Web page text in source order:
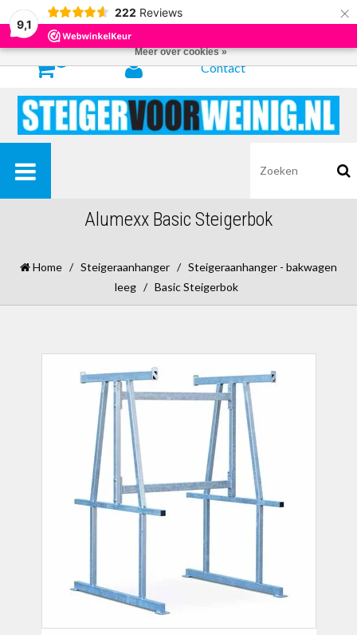
9,1
222 Reviews ×
Contact
Alumexx Basic Steigerbok
Home / Steigeraanhanger / Steigeraanhanger - bakwagen
leeg / Basic Steigerbok
Door het gebruiken van onze website, ga je akkoord met het gebruik van
cookies om onze website te verbeteren.
Meer over cookies »